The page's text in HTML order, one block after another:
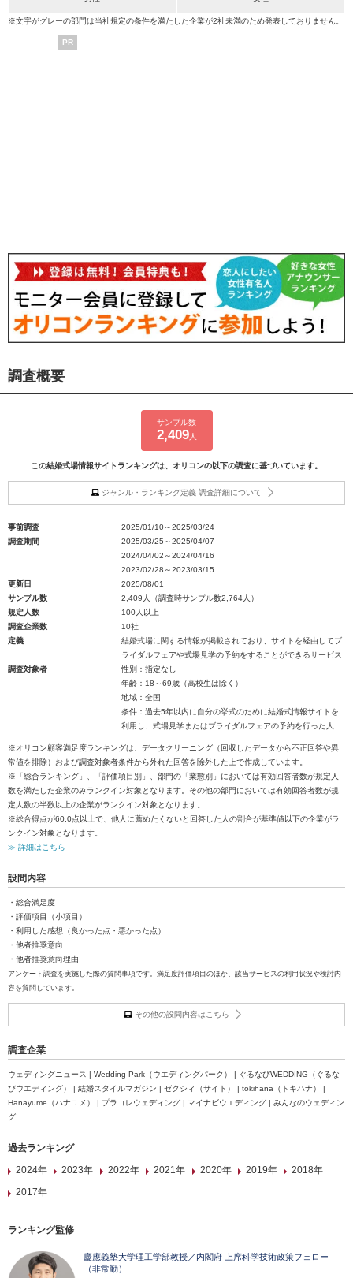
※文字がグレーの部門は当社規定の条件を満たした企業が2社未満のため発表しておりません。
PR
調査概要
サンプル数
2,409人
この結婚式場情報サイトランキングは、オリコンの以下の調査に基づいています。
ジャンル・ランキング定義 調査詳細について
事前調査
2025/01/10～2025/03/24
調査期間
2025/03/25～2025/04/07
2024/04/02～2024/04/16
2023/02/28～2023/03/15
更新日
2025/08/01
サンプル数
2,409人（調査時サンプル数2,764人）
規定人数
100人以上
調査企業数
10社
定義
結婚式場に関する情報が掲載されており、サイトを経由してブ
ライダルフェアや式場見学の予約をすることができるサービス
調査対象者
性別：指定なし
年齢：18～69歳（高校生は除く）
地域：全国
条件：過去5年以内に自分の挙式のために結婚式情報サイトを
利用し、式場見学またはブライダルフェアの予約を行った人
※オリコン顧客満足度ランキングは、データクリーニング（回収したデータから不正回答や異
常値を排除）および調査対象者条件から外れた回答を除外した上で作成しています。
※「総合ランキング」、「評価項目別」、部門の「業態別」においては有効回答者数が規定人
数を満たした企業のみランクイン対象となります。その他の部門においては有効回答者数が規
定人数の半数以上の企業がランクイン対象となります。
※総合得点が60.0点以上で、他人に薦めたくないと回答した人の割合が基準値以下の企業がラ
ンクイン対象となります。
≫ 詳細はこちら
設問内容
・総合満足度
・評価項目（小項目）
・利用した感想（良かった点・悪かった点）
・他者推奨意向
・他者推奨意向理由
アンケート調査を実施した際の質問事項です。満足度評価項目のほか、該当サービスの利用状況や検討内
容を質問しています。
その他の設問内容はこちら
調査企業
ウェディングニュース | Wedding Park（ウエディングパーク） | ぐるなびWEDDING（ぐるな
びウエディング） | 結婚スタイルマガジン | ゼクシィ（サイト） | tokihana（トキハナ） |
Hanayume（ハナユメ） | プラコレウェディング | マイナビウエディング | みんなのウェディン
グ
過去ランキング
2024年
2023年 2022年 2021年 2020年 2019年
2018年
2017年
ランキング監修
慶應義塾大学理工学部教授／内閣府 上席科学技術政策フェロー
（非常勤）